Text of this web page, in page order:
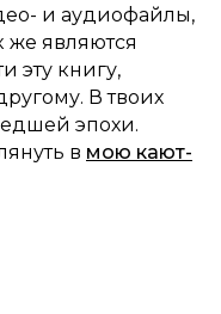
и аудиофайлы,
же являются
эту книгу,
В твоих
эпохи.
в мою кают-